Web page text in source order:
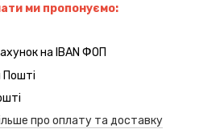
ми пропонуємо:
на IBAN ФОП
Пошті
про оплату та доставку